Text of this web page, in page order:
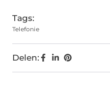
Tags:
Telefonie
Delen: